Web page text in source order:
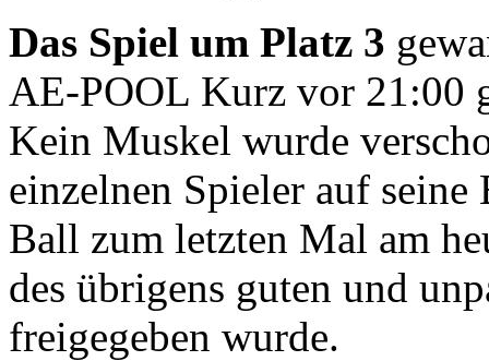
Das Spiel um Platz 3
AE-POOL Kurz vor 21:00
Kein Muskel wurde
einzelnen Spieler auf seine
Ball zum letzten Mal am
des übrigens guten und
freigegeben wurde.